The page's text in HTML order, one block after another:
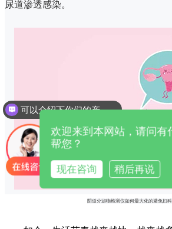
尿道渗透感染。
阴道分泌物检测仪如何最大化的避免妇
可以介绍下你们的产品么
欢迎来到本网站，请问有
帮您？
现在咨询 稍后再说